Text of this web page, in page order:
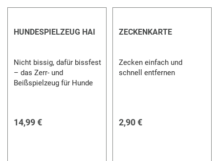
HUNDESPIELZEUG HAI
Nicht bissig, dafür bissfest
– das Zerr- und
Beißspielzeug für Hunde
14,99 €
ZECKENKARTE
Zecken einfach und
schnell entfernen
2,90 €